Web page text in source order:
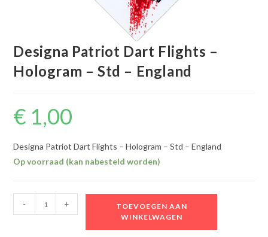
Designa Patriot Dart Flights –
Hologram – Std – England
€ 1,00
Designa Patriot Dart Flights – Hologram – Std – England
Op voorraad (kan nabesteld worden)
Patriot
- +
TOEVOEGEN AAN
WINKELWAGEN